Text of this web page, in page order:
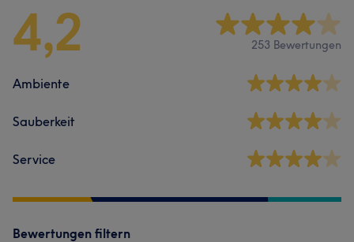
4,2 253 Bewertungen
Ambiente
Sauberkeit
Service
Bewertungen filtern